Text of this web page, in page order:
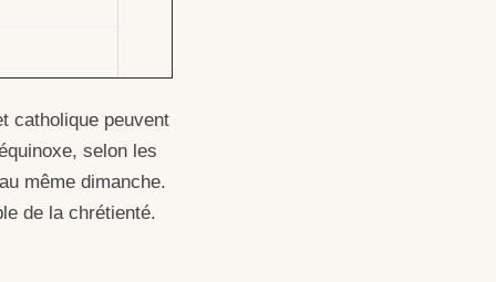
catholique peuvent
selon les
même dimanche.
de la chrétienté.